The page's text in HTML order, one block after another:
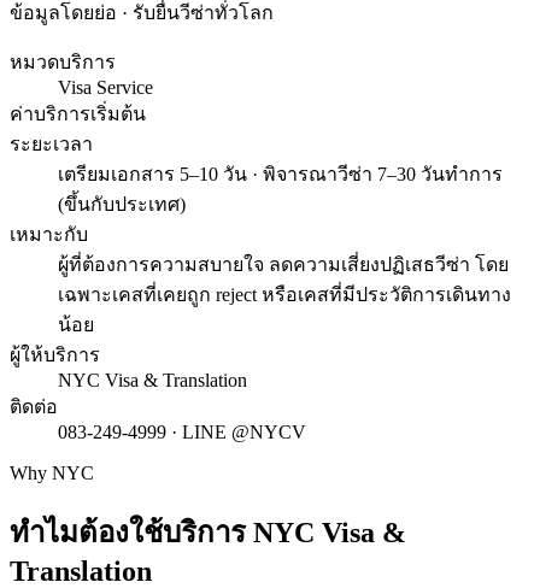
ข้อมูลโดยย่อ · รับยื่นวีซ่าทั่วโลก
หมวดบริการ
Visa Service
ค่าบริการเริ่มต้น
ระยะเวลา
เตรียมเอกสาร 5–10 วัน · พิจารณาวีซ่า 7–30 วันทำการ
(ขึ้นกับประเทศ)
เหมาะกับ
ผู้ที่ต้องการความสบายใจ ลดความเสี่ยงปฏิเสธวีซ่า โดย
เฉพาะเคสที่เคยถูก reject หรือเคสที่มีประวัติการเดินทาง
น้อย
ผู้ให้บริการ
NYC Visa & Translation
ติดต่อ
083-249-4999 · LINE @NYCV
Why NYC
ทำไมต้องใช้บริการNYC Visa &
Translation